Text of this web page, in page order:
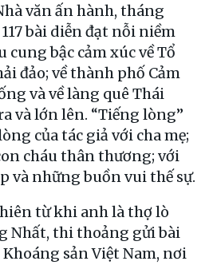
văn ấn hành, tháng
bài diễn đạt nỗi niềm
cung bậc cảm xúc về Tổ
đảo; về thành phố Cảm
và về làng quê Thái
và lớn lên. “Tiếng lòng”
của tác giả với cha mẹ;
cháu thân thương; với
và những buồn vui thế sự.
từ khi anh là thợ lò
Nhất, thi thoảng gửi bài
sản Việt Nam, nơi